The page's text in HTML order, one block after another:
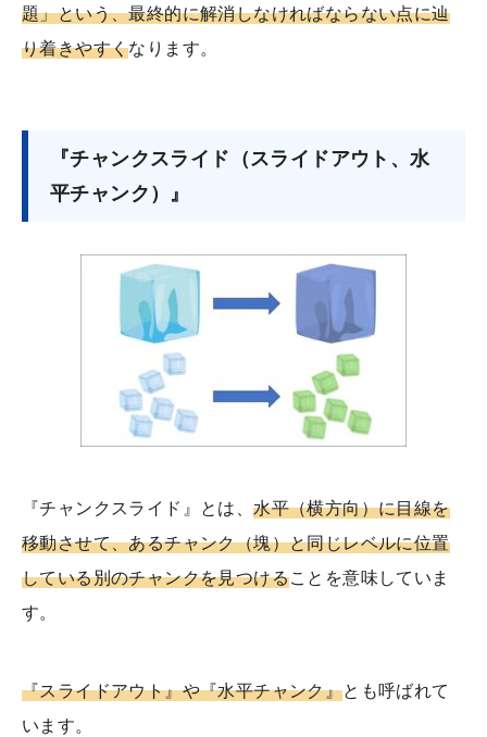
題」という、最終的に解消しなければならない点に辿
り着きやすくなります。
『チャンクスライド（スライドアウト、水
平チャンク）』
『チャンクスライド』とは、水平（横方向）に目線を
移動させて、あるチャンク（塊）と同じレベルに位置
している別のチャンクを見つけることを意味していま
す。
『スライドアウト』や『水平チャンク』とも呼ばれて
います。